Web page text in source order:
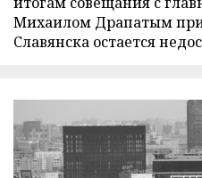
Михаилом Драпатым
Славянска остается